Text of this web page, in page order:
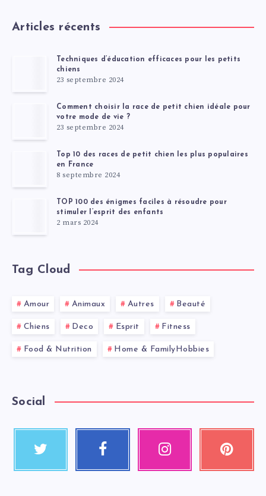
Articles récents
Techniques d’éducation efficaces pour les petits
chiens
23 septembre 2024
Comment choisir la race de petit chien idéale pour
votre mode de vie ?
23 septembre 2024
Top 10 des races de petit chien les plus populaires
en France
8 septembre 2024
TOP 100 des énigmes faciles à résoudre pour
stimuler l’esprit des enfants
2 mars 2024
Tag Cloud
Amour Animaux Autres Beauté
Chiens Deco Esprit Fitness
Food & Nutrition Home & FamilyHobbies
Social